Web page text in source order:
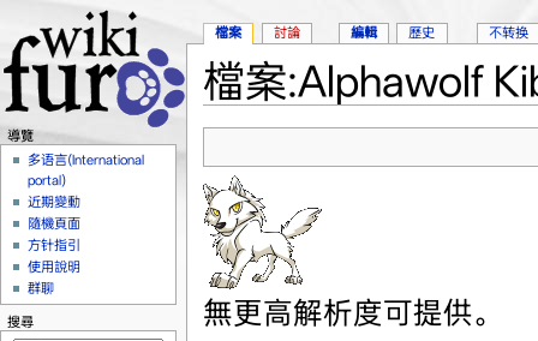
檔案:Alphawolf
無更高解析度可提供。
檔案 討論 編輯 歷史 不转换
導覽
多语言(International
portal)
近期變動
隨機頁面
方针指引
使用說明
群聊
搜尋